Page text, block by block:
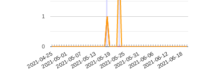
2021-04-252021-05-012021-05-072021-05-132021-05-192021-05-252021-05-312021-06-062021-06-122021-06-18
0
1